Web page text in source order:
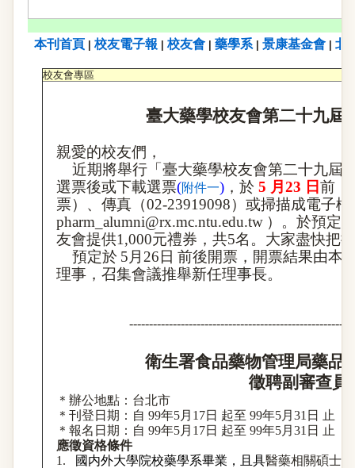
本刊首頁 校友電子報 校友會 藥學系| 景康基金會 北
校友會專區
臺大藥學校友會第二十九屆
親愛的校友們 ，
近期將舉行「臺大藥學校友會第二十九屆
選票後或下載選票(附件一)，於 5 月 23 日前，
票）、傳真（02-23919098）或掃描成電子檔
pharm_alumni@rx.mc.ntu.edu.tw ）
。於預定
友會提供1,000元禮券，共5名。大家盡快把
預定於 5 月 26 日 前後開票，開票結果由本
理事，召集會議推舉新任理事長。
衛生署食品藥物管理局藥品
徵聘副審查員
＊ 辦公地點：台北市
＊ 刊登日期：自 99年5月 17日 起至 99年5月 31 日
止
＊ 報名日期：自 99年5月 17日 起至 99年5月 31 日
止
應徵資格條件
1.
國内外大學院校藥學系畢業，且具醫藥相關碩士